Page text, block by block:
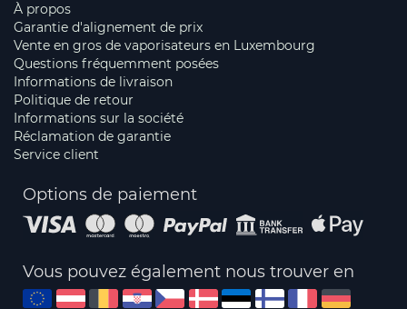
À propos
Garantie d'alignement de prix
Vente en gros de vaporisateurs en Luxembourg
Questions fréquemment posées
Informations de livraison
Politique de retour
Informations sur la société
Réclamation de garantie
Service client
Options de paiement
Vous pouvez également nous trouver en